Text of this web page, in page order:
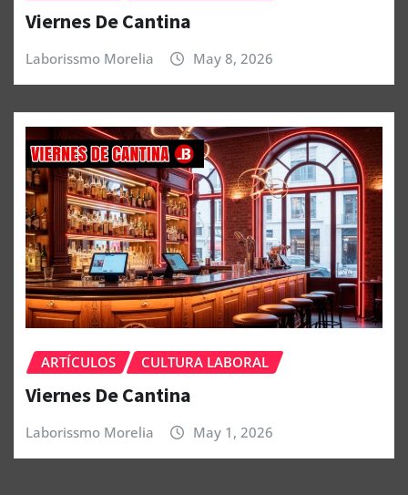
Viernes De Cantina
Laborissmo Morelia May 8, 2026
ARTÍCULOS CULTURA LABORAL
Viernes De Cantina
Laborissmo Morelia May 1, 2026